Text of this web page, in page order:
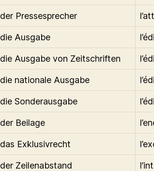
der Pressesprecher
die Ausgabe
die Ausgabe von Zeitschriften
die nationale Ausgabe
die Sonderausgabe
der Beilage
das Exklusivrecht
der Zeilenabstand